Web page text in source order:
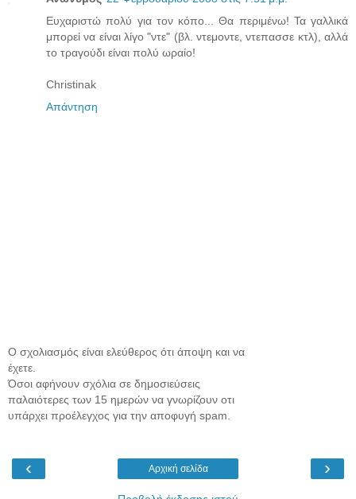
Ευχαριστώ πολύ για τον κόπο... Θα περιμένω! Τα γαλλικά
μπορεί να είναι λίγο "ντε" (βλ. ντεμοντε, ντεπασσε κτλ), αλλά
το τραγούδι είναι πολύ ωραίο!
Christinak
Απάντηση
Ο σχολιασμός είναι ελεύθερος ότι άποψη και να
έχετε.
Όσοι αφήνουν σχόλια σε δημοσιεύσεις
παλαιότερες των 15 ημερών να γνωρίζουν οτι
υπάρχει προέλεγχος για την αποφυγή spam.
‹ ›
Αρχική σελίδα